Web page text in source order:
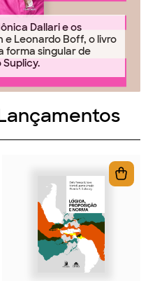
Dallari e os
e Leonardo Boff, o livro
forma singular de